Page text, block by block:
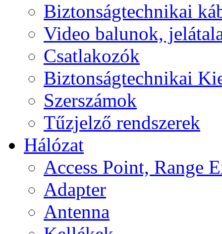
Biztonságtechnikai
Video balunok,
Csatlakozók
Biztonságtechnikai
Szerszámok
Tűzjelző rendszerek
Hálózat
Access Point, Range
Adapter
Antenna